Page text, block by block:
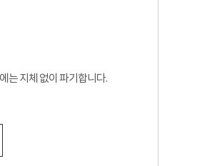
는 지체 없이 파기합니다.